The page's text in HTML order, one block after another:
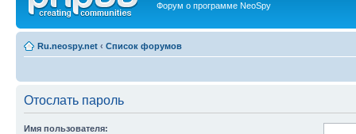
Форум о программе NeoSpy
Ru.neospy.net ‹ Список форумов
Отослать пароль
Имя пользователя: